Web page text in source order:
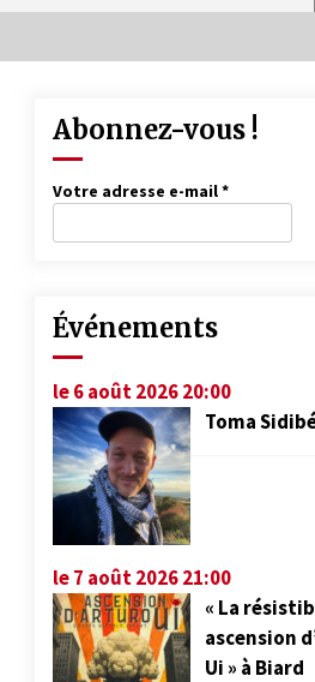
Abonnez-vous !
Votre adresse e-mail*
Événements
le 6 août 2026 20:00
Toma
le 7 août 2026 21:00
« La
ascension
Ui » à Biard